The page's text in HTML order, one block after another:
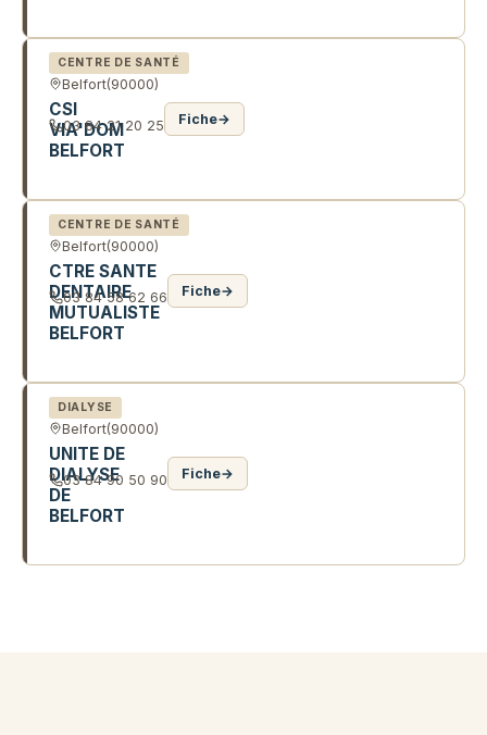
CENTRE DE SANTÉ
Belfort(90000)
CSI
VIA'DOM
BELFORT
03 84 21 20 25 Fiche→
CENTRE DE SANTÉ
Belfort(90000)
CTRE SANTE
DENTAIRE
MUTUALISTE
BELFORT
03 84 58 62 66 Fiche→
DIALYSE
Belfort(90000)
UNITE DE
DIALYSE
DE
BELFORT
03 84 90 50 90 Fiche→